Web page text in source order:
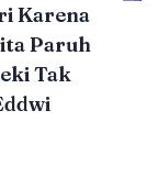
Karena
Paruh
Tak